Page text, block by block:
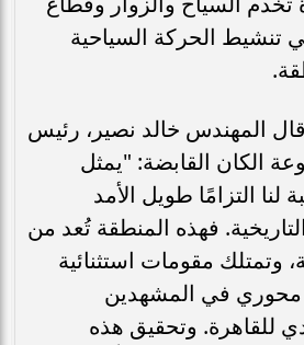
تنشيط الحركة السياحية
المهندس خالد نصير، رئيس
الكان القابضة: "يمثل
لنا التزامًا طويل الأمد
فهذه المنطقة تُعد من
وتمتلك مقومات استثنائية
محوري في المشهدين
للقاهرة. وتحقيق هذه